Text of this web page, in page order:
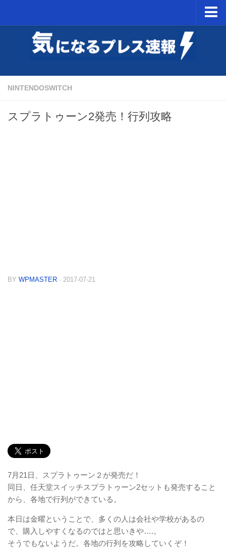
NintendoSwitch
ミニスーパーファミコン予約開始日
NINTENDOSWITCH
スプラトゥーン2発売！行列攻略
BY WPMASTER · 2017-07-21
7月21日、スプラトゥーン２が発売だ！
同日、任天堂スイッチスプラトゥーン2セットも発売すること
から、各地で行列ができている。
本日は金曜ということで、多くの人は会社や学校があるの
で、購入しやすくなるのではと思いきや….。
そうでもないようだ。各地の行列を攻略していくぞ！